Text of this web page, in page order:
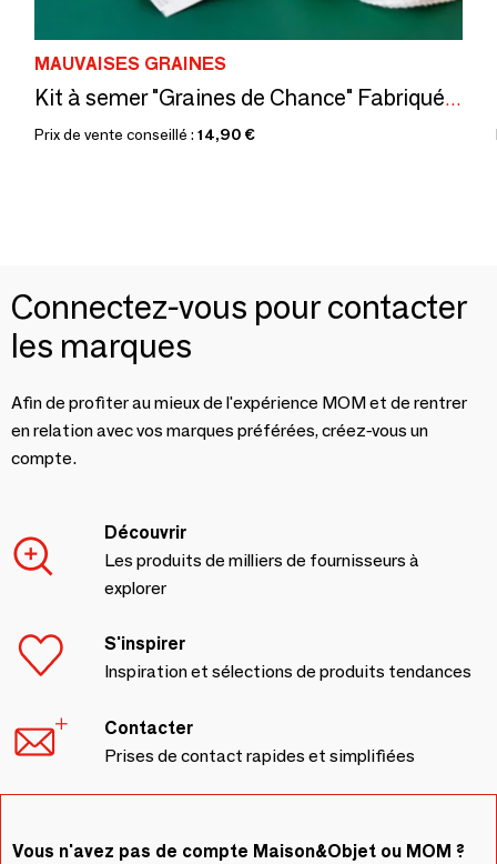
MAUVAISES GRAINES
Kit à semer "Graines de Chance" Fabriqué en France
Prix de vente conseillé : 14,90 €
Connectez-vous pour contacter
les marques
Afin de profiter au mieux de l'expérience MOM et de rentrer
en relation avec vos marques préférées, créez-vous un
compte.
Découvrir
Les produits de milliers de fournisseurs à
explorer
S'inspirer
Inspiration et sélections de produits tendances
Contacter
Prises de contact rapides et simplifiées
Vous n'avez pas de compte Maison&Objet ou MOM ?